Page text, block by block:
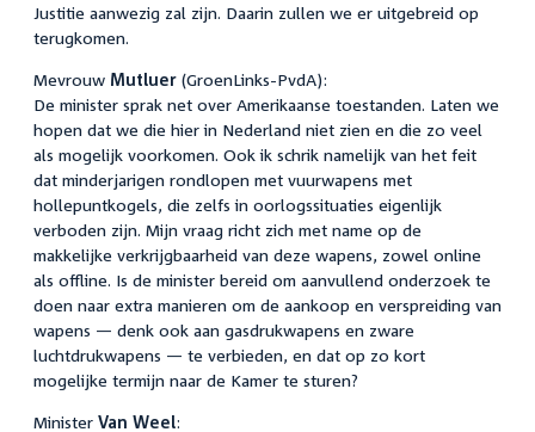
Justitie aanwezig zal zijn. Daarin zullen we er uitgebreid op
terugkomen.
Mevrouw Mutluer (GroenLinks-PvdA):
De minister sprak net over Amerikaanse toestanden. Laten we
hopen dat we die hier in Nederland niet zien en die zo veel
als mogelijk voorkomen. Ook ik schrik namelijk van het feit
dat minderjarigen rondlopen met vuurwapens met
hollepuntkogels, die zelfs in oorlogssituaties eigenlijk
verboden zijn. Mijn vraag richt zich met name op de
makkelijke verkrijgbaarheid van deze wapens, zowel online
als offline. Is de minister bereid om aanvullend onderzoek te
doen naar extra manieren om de aankoop en verspreiding van
wapens — denk ook aan gasdrukwapens en zware
luchtdrukwapens — te verbieden, en dat op zo kort
mogelijke termijn naar de Kamer te sturen?
Minister Van Weel: